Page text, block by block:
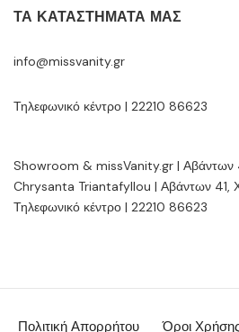
ΤΑ ΚΑΤΑΣΤΉΜΑΤΆ ΜΑΣ
info@missvanity.gr
Τηλεφωνικό κέντρο | 22210 86623
Showroom & missVanity.gr | Αβάντων
Chrysanta Triantafyllou | Αβάντων 41,
Τηλεφωνικό κέντρο | 22210 86623
Πολιτική Απορρήτου Όροι